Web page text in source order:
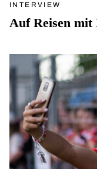
INTERVIEW
Auf Reisen mit